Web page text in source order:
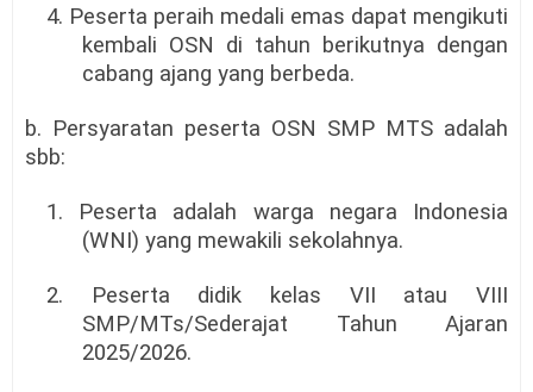
4. Peserta peraih medali emas dapat mengikuti
kembali OSN di tahun berikutnya dengan
cabang ajang yang berbeda.
b. Persyaratan peserta OSN SMP MTS adalah
sbb:
1. Peserta adalah warga negara Indonesia
(WNI) yang mewakili sekolahnya.
2. Peserta didik kelas VII atau VIII
SMP/MTs/Sederajat Tahun Ajaran
2025/2026.